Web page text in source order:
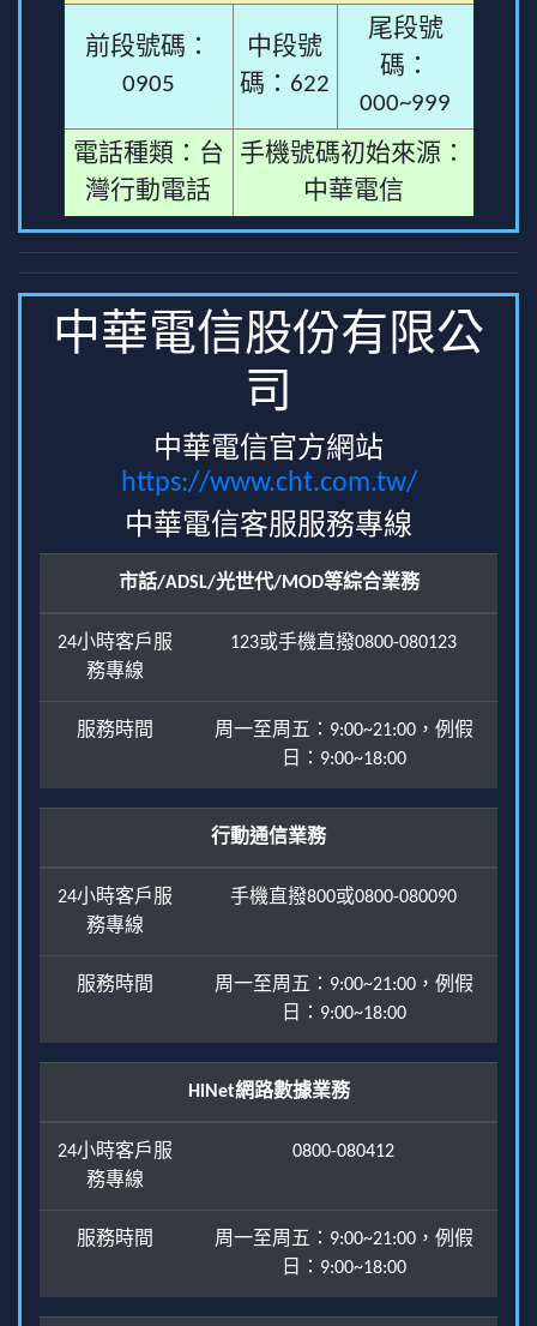
前段號碼：
0905
中段號
碼：622
尾段號
碼：
000~999
電話種類：台
灣行動電話
手機號碼初始來源：
中華電信
中華電信股份有限公
司
中華電信官方網站
https://www.cht.com.tw/
中華電信客服服務專線
市話/ADSL/光世代/MOD等綜合業務
24小時客戶服
務專線
123或手機直撥0800-080123
服務時間
周一至周五：9:00~21:00，例假
日：9:00~18:00
行動通信業務
24小時客戶服
務專線
手機直撥800或0800-080090
服務時間
周一至周五：9:00~21:00，例假
日：9:00~18:00
HiNet網路數據業務
24小時客戶服
務專線
0800-080412
服務時間
周一至周五：9:00~21:00，例假
日：9:00~18:00